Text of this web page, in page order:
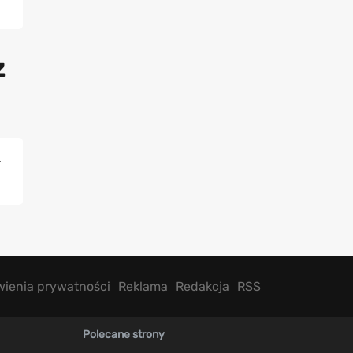
prywatności Reklama Redakcja RSS
Polecane strony